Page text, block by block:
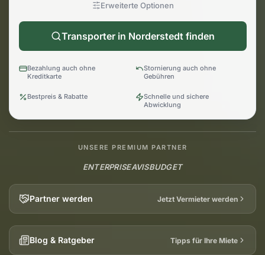
Erweiterte Optionen
Transporter in Norderstedt finden
Bezahlung auch ohne
Kreditkarte
Stornierung auch ohne
Gebühren
Bestpreis & Rabatte
Schnelle und sichere
Abwicklung
UNSERE PREMIUM PARTNER
ENTERPRISEAVISBUDGET
Partner werden Jetzt Vermieter werden
Blog & Ratgeber Tipps für Ihre Miete